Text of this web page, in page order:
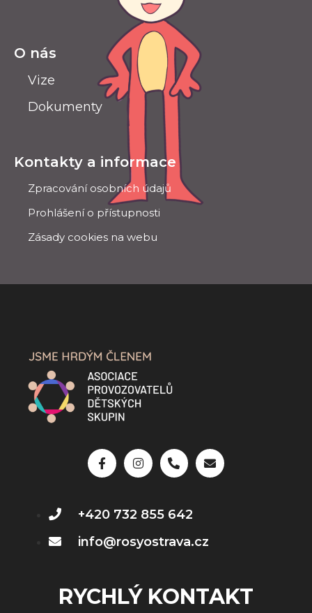
O nás
Vize
Dokumenty
Kontakty a informace
Zpracování osobních údajů
Prohlášení o přístupnosti
Zásady cookies na webu
+420 732 855 642
info@rosyostrava.cz
RYCHLÝ KONTAKT